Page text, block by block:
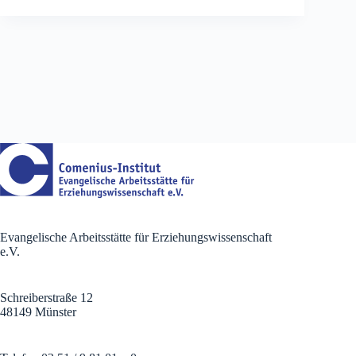
Evangelische Arbeitsstätte für Erziehungswissenschaft
e.V.
Schreiberstraße 12
48149 Münster